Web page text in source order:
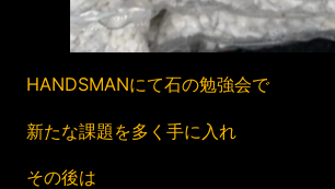
HANDSMANにて石の勉強会で
新たな課題を多く手に入れ
その後は